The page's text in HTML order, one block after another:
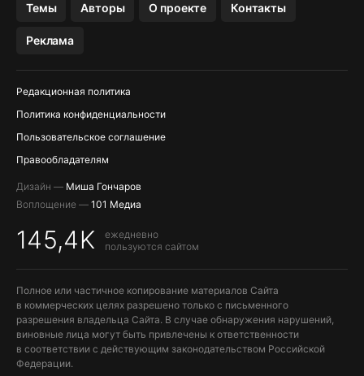
Темы Авторы О проекте Контакты
Реклама
Редакционная политика
Политика конфиденциальности
Пользовательское соглашение
Правообладателям
Дизайн — Миша Гончаров
Воплощение — 101 Медиа
145,4K
ежедневно
пользуются сайтом
Полное или частичное копирование материалов Сайта
в коммерческих целях разрешено только с письменного
разрешения владельца Сайта. В случае обнаружения нарушений,
виновные лица могут быть привлечены к ответственности
в соответствии с действующим законодательством Российской
Федерации.